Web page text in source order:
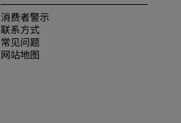
消费者警示
联系方式
常见问题
网站地图